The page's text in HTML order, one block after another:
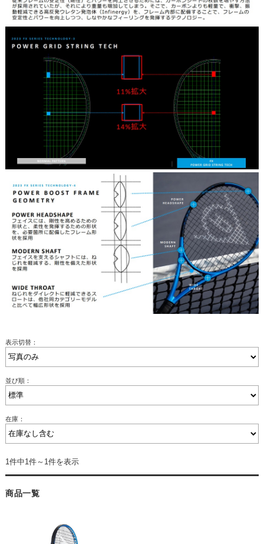
表示切替：
並び順：
在庫：
1件中1件～1件を表示
商品一覧